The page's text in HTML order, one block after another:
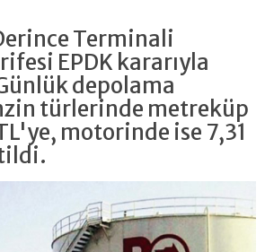
Terminali
EPDK kararıyla
depolama
türlerinde metreküp
motorinde ise 7,31